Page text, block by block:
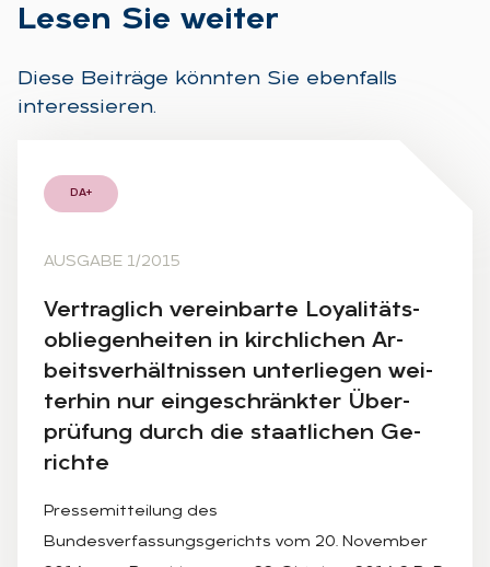
Le­sen Sie wei­ter
Diese Beiträge könnten Sie ebenfalls
interessieren.
DA+
AUSGABE 1/2015
Ver­trag­lich ver­ein­bar­te Loya­li­täts­
ob­lie­gen­hei­ten in kirch­li­chen Ar­
beits­ver­hält­nis­sen un­ter­lie­gen wei­
ter­hin nur ein­ge­schränk­ter Über­
prü­fung durch die staat­li­chen Ge­
rich­te
Pressemitteilung des
Bundesverfassungsgerichts vom 20. November